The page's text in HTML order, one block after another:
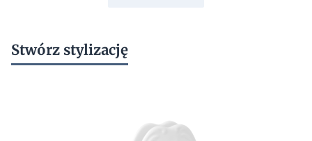
Stwórz stylizację